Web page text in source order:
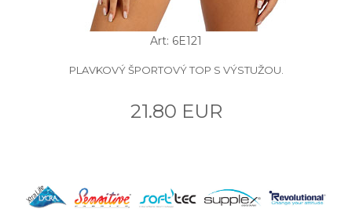
Art: 6E121
PLAVKOVÝ ŠPORTOVÝ TOP S VÝSTUŽOU.
21.80 EUR